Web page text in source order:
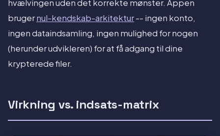
hvælvingen uden det korrekte mønster. Appen
brugernul-kendskab-arkitektur-- ingen konto,
ingen dataindsamling, ingen mulighed for nogen
(herunder udvikleren) for at få adgang til dine
krypterede filer.
Virkning vs. indsats-matrix